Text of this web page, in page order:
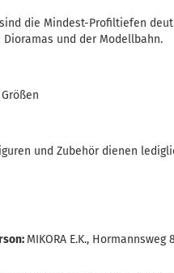
die Mindest-Profiltiefen
und der Modellbahn.
und Zubehör dienen
MIKORA E.K.,